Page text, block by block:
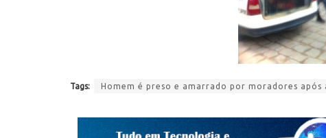
Tags: Homem é preso e amarrado por moradores